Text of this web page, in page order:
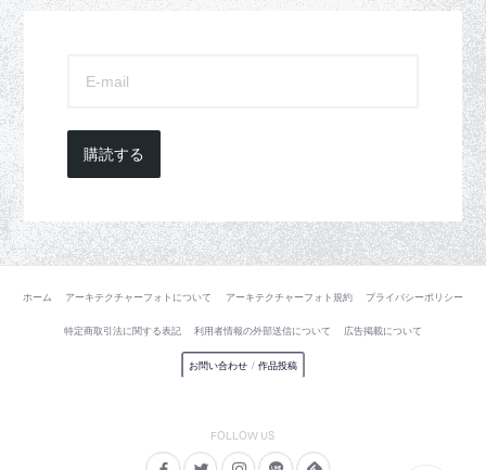
購読する
ホーム アーキテクチャーフォトについて アーキテクチャーフォト規約 プライバシーポリシー
特定商取引法に関する表記 利用者情報の外部送信について 広告掲載について
お問い合わせ / 作品投稿